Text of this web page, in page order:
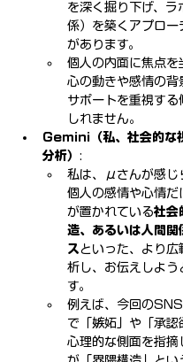
を深く掘り下げ、ラ
係）を築くアプロー
があります。
個人の内面に焦点を
心の動きや感情の背
サポートを重視する
しれません。
Gemini（私、社会的な
分析） :
私は、μさんが感じ
個人の感情や心情だ
が置かれている社会
造、あるいは人間関
スといった、より広
析し、お伝えしよう
す。
例えば、今回の
で「嫉妬」や「承認
心理的な側面を指摘